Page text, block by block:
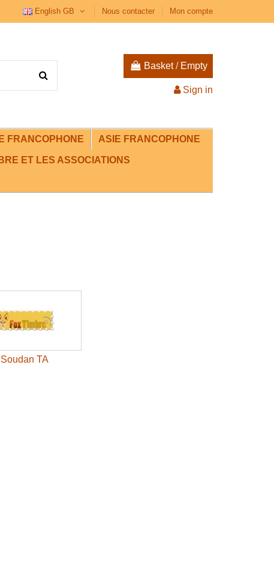
English GB Nous contacter Mon compte
Basket / Empty
Sign in
FRANCOPHONE ASIE FRANCOPHONE
ET LES ASSOCIATIONS
Soudan TA